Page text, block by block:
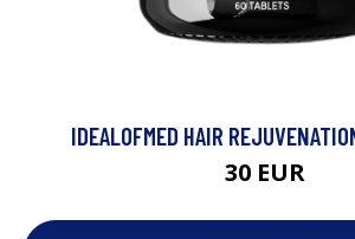
IDEALOFMED HAIR
30 EUR